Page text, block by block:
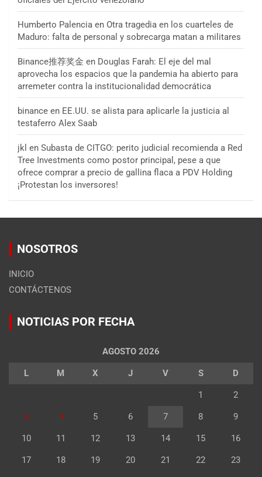
Humberto Palencia en Otra tragedia en los cuarteles de
Maduro: falta de personal y sobrecarga matan a militares
Binance推荐奖金 en Douglas Farah: El eje del mal
aprovecha los espacios que la pandemia ha abierto para
arremeter contra la institucionalidad democrática
binance en EE.UU. se alista para aplicarle la justicia al
testaferro Alex Saab
jkl en Subasta de CITGO: perito judicial recomienda a Red
Tree Investments como postor principal, pese a que
ofrece comprar a precio de gallina flaca a PDV Holding
¡Protestan los inversores!
NOSOTROS
INICIO
CONTÁCTENOS
NOTICIAS POR FECHA
AGOSTO 2026
L M X J V S D
1 2
3 4 5 6 7 8 9
10 11 12 13 14 15 16
17 18 19 20 21 22 23